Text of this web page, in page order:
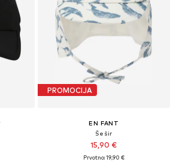
PROMOCIJA
EN FANT
Šešir
15,90 €
Prvotno: 19,90 €